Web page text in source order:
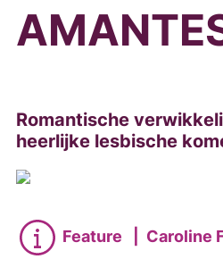
Romantische
heerlijke lesbische
Feature Caroline